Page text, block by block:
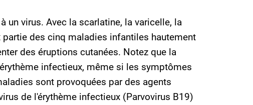
un virus. Avec la scarlatine, la varicelle, la
des cinq maladies infantiles hautement
des éruptions cutanées. Notez que la
infectieux, même si les symptômes
sont provoquées par des agents
de l'érythème infectieux (Parvovirus B19)